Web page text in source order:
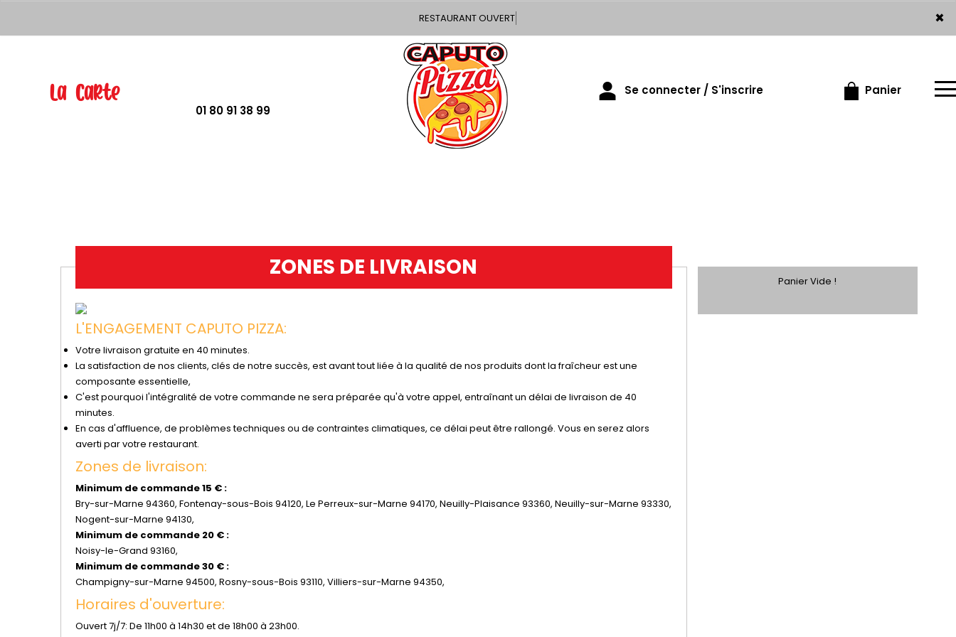
×
RESTAURANT OUVERT ×
La Carte
01 80 91 38 99
Se connecter / S'inscrire Panier
ZONES DE LIVRAISON
L'ENGAGEMENT CAPUTO PIZZA:
Votre livraison gratuite en 40 minutes.
La satisfaction de nos clients, clés de notre succès, est avant tout liée à la qualité de nos produits dont la fraîcheur est une
composante essentielle,
C'est pourquoi l'intégralité de votre commande ne sera préparée qu'à votre appel, entraînant un délai de livraison de 40
minutes.
En cas d'affluence, de problèmes techniques ou de contraintes climatiques, ce délai peut être rallongé. Vous en serez alors
averti par votre restaurant.
Zones de livraison:
Minimum de commande 15 € :
Bry-sur-Marne 94360, Fontenay-sous-Bois 94120, Le Perreux-sur-Marne 94170, Neuilly-Plaisance 93360, Neuilly-sur-Marne 93330,
Nogent-sur-Marne 94130,
Minimum de commande 20 € :
Noisy-le-Grand 93160,
Minimum de commande 30 € :
Champigny-sur-Marne 94500, Rosny-sous-Bois 93110, Villiers-sur-Marne 94350,
Horaires d'ouverture:
Ouvert 7j/7: De 11h00 à 14h30 et de 18h00 à 23h00.
Panier Vide !